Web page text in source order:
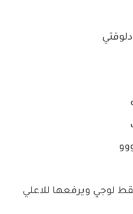
لوجي ويرفعها للاعلي